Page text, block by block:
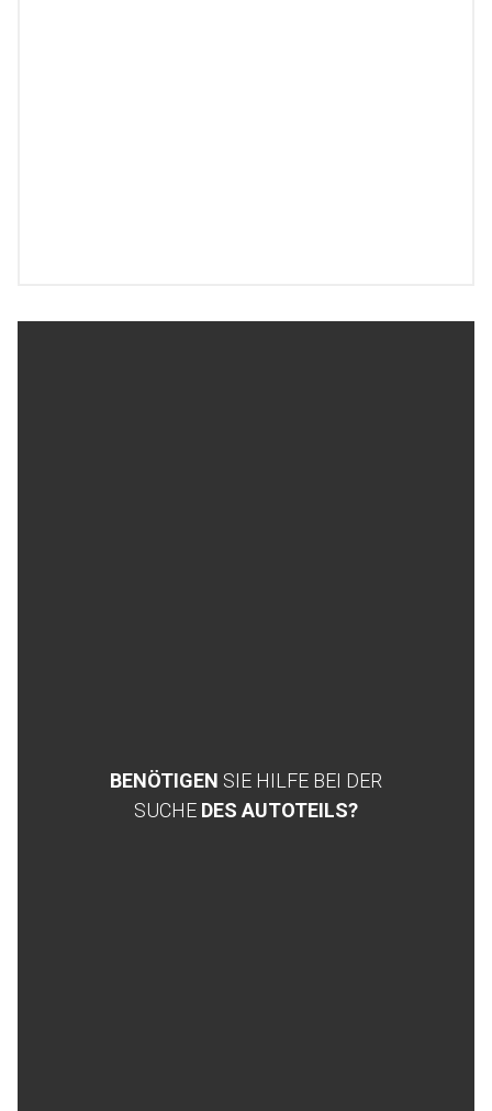
BENÖTIGEN SIE HILFE BEI DER
SUCHE DES AUTOTEILS?